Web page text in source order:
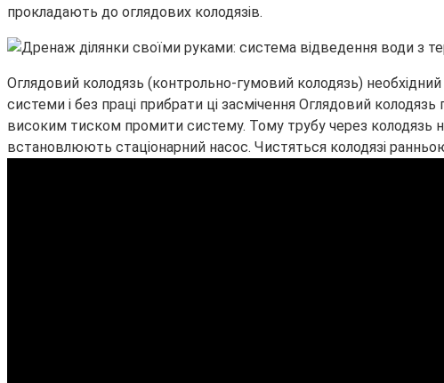
прокладають до оглядових колодязів.
Оглядовий колодязь (контрольно-гумовий колодязь)
системи і без праці прибрати ці засмічення Оглядовий
високим тиском промити систему. Тому трубу через колодязь
встановлюють стаціонарний насос. Чистяться колодязі